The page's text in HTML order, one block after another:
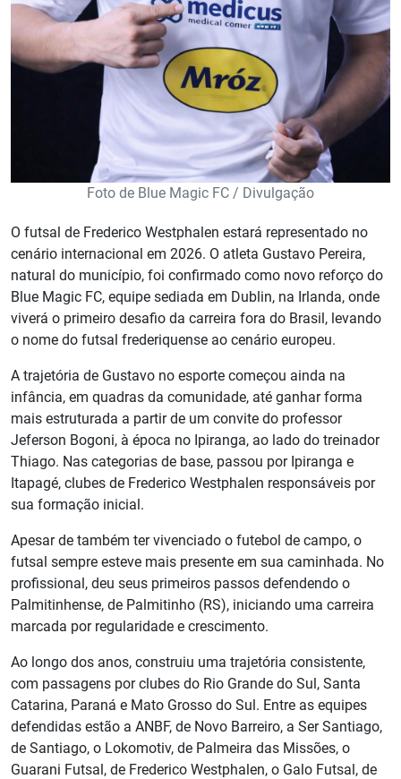
Foto de Blue Magic FC / Divulgação
O futsal de Frederico Westphalen estará representado no
cenário internacional em 2026. O atleta Gustavo Pereira,
natural do município, foi confirmado como novo reforço do
Blue Magic FC, equipe sediada em Dublin, na Irlanda, onde
viverá o primeiro desafio da carreira fora do Brasil, levando
o nome do futsal frederiquense ao cenário europeu.
A trajetória de Gustavo no esporte começou ainda na
infância, em quadras da comunidade, até ganhar forma
mais estruturada a partir de um convite do professor
Jeferson Bogoni, à época no Ipiranga, ao lado do treinador
Thiago. Nas categorias de base, passou por Ipiranga e
Itapagé, clubes de Frederico Westphalen responsáveis por
sua formação inicial.
Apesar de também ter vivenciado o futebol de campo, o
futsal sempre esteve mais presente em sua caminhada. No
profissional, deu seus primeiros passos defendendo o
Palmitinhense, de Palmitinho (RS), iniciando uma carreira
marcada por regularidade e crescimento.
Ao longo dos anos, construiu uma trajetória consistente,
com passagens por clubes do Rio Grande do Sul, Santa
Catarina, Paraná e Mato Grosso do Sul. Entre as equipes
defendidas estão a ANBF, de Novo Barreiro, a Ser Santiago,
de Santiago, o Lokomotiv, de Palmeira das Missões, o
Guarani Futsal, de Frederico Westphalen, o Galo Futsal, de